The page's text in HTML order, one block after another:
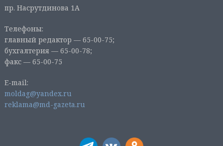
пр. Насрутдинова 1А
Телефоны:
главный редактор — 65-00-75;
бухгалтерия — 65-00-78;
факс — 65-00-75
E-mail:
moldag@yandex.ru
reklama@md-gazeta.ru